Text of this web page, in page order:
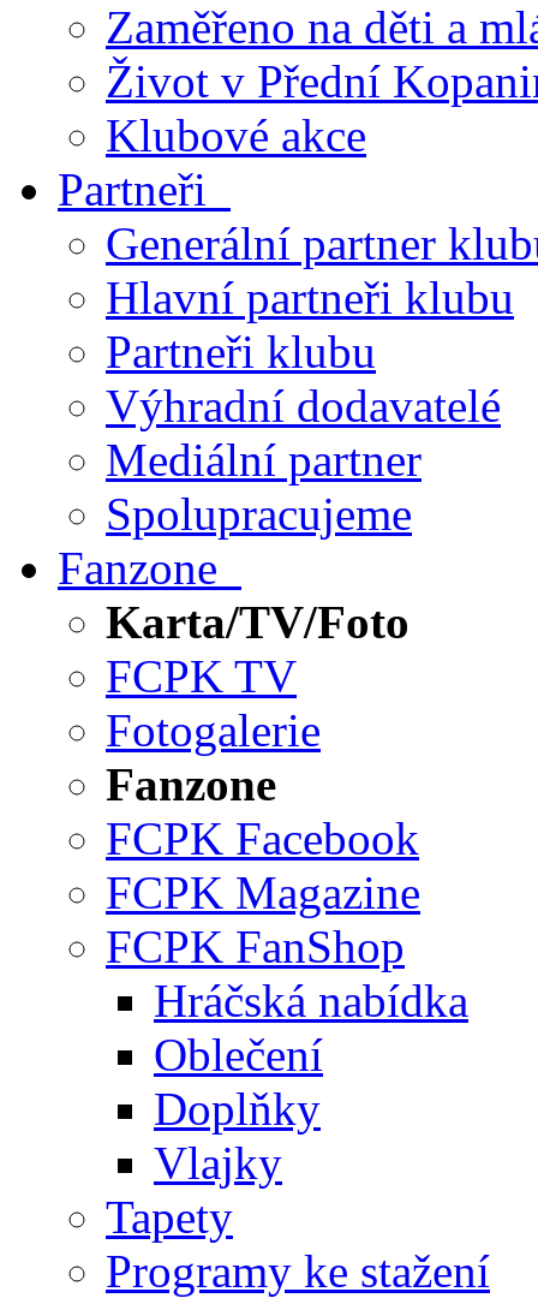
Zaměřeno na děti a
Život v Přední
Klubové akce
Partneři
Generální partner
Hlavní partneři klubu
Partneři klubu
Výhradní dodavatelé
Mediální partner
Spolupracujeme
Fanzone
Karta/TV/Foto
FCPK TV
Fotogalerie
Fanzone
FCPK Facebook
FCPK Magazine
FCPK FanShop
Hráčská nabídka
Oblečení
Doplňky
Vlajky
Tapety
Programy ke stažení